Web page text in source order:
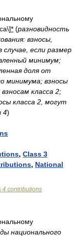
* (разновидность
взносы,
если размер
минимум;
доля от
минимума; взносы
класса 2;
класса 2, могут
4)
, Class 3
, National
4 contributions
национального